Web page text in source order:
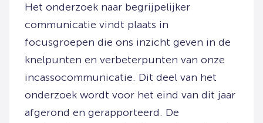
Het onderzoek naar begrijpelijker
communicatie vindt plaats in
focusgroepen die ons inzicht geven in de
knelpunten en verbeterpunten van onze
incassocommunicatie. Dit deel van het
onderzoek wordt voor het eind van dit jaar
afgerond en gerapporteerd. De